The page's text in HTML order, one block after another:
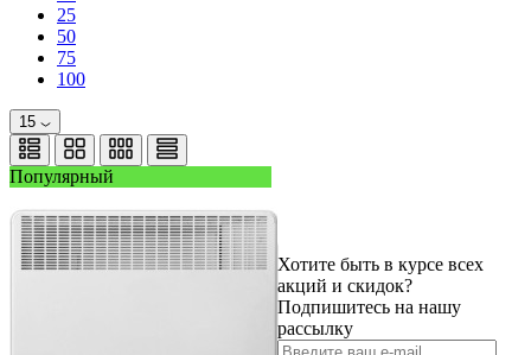
25
50
75
100
15
Популярный
Хотите быть в курсе всех
акций и скидок?
Подпишитесь на нашу
рассылку